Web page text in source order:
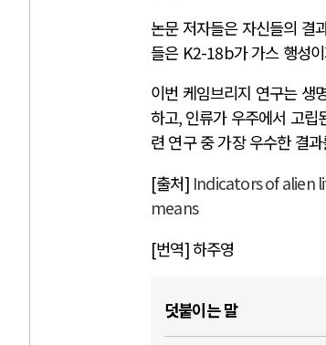
논문 저자들은 자신들의 결
들은 K2-18b가 가스 행성
이번 케임브리지 연구는 생
하고, 인류가 우주에서 고립
련 연구 중 가장 우수한 결
[출처] Indicators of alien
means
[번역] 하주영
덧붙이는 말